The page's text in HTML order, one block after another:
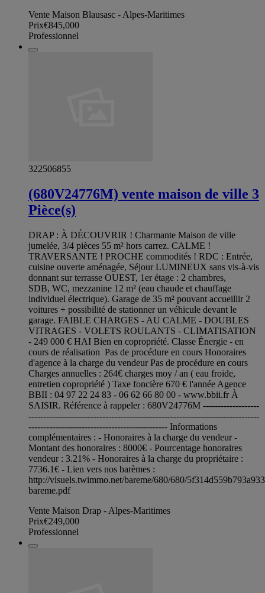
Vente Maison Blausasc - Alpes-Maritimes
Prix€845,000
Professionnel
322506855
(680V24776M) vente maison de ville 3
Pièce(s)
DRAP : À DÉCOUVRIR ! Charmante Maison de ville
jumelée, 3/4 pièces 55 m² hors carrez. CALME !
TRAVERSANTE ! PROCHE commodités ! RDC : Entrée,
cuisine ouverte aménagée, Séjour LUMINEUX sans vis-à-vis
donnant sur terrasse OUEST, 1er étage : 2 chambres,
SDB, WC, mezzanine 12 m² (eau chaude et chauffage
individuel électrique). Garage de 35 m² pouvant accueillir 2
voitures + possibilité de stationner un véhicule devant le
garage. FAIBLE CHARGES - AU CALME - DOUBLES
VITRAGES - VOLETS ROULANTS - CLIMATISATION
- 249 000 € HAI Bien en copropriété. Classe Énergie - en
cours de réalisation Pas de procédure en cours Honoraires
d'agence à la charge du vendeur Pas de procédure en cours
Charges annuelles : 264€ charges moy / an ( eau froide,
entretien copropriété ) Taxe foncière 670 € l'année Agence
BBII : 04 97 22 24 83 - 06 62 66 80 00 - www.bbii.fr À
SAISIR. Référence à rappeler : 680V24776M -------------------
------------------------------------------------------------------------------
----------------------------------------------- Informations
complémentaires : - Honoraires à la charge du vendeur -
Montant des honoraires : 8000€ - Pourcentage honoraires
vendeur : 3.21% - Honoraires à la charge du propriétaire :
7736.1€ - Lien vers nos barèmes :
http://visuels.twimmo.net/bareme/680/680/
bareme.pdf
Vente Maison Drap - Alpes-Maritimes
Prix€249,000
Professionnel